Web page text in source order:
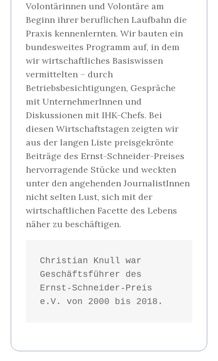
Volontärinnen und Volontäre am
Beginn ihrer beruflichen Laufbahn die
Praxis kennenlernten. Wir bauten ein
bundesweites Programm auf, in dem
wir wirtschaftliches Basiswissen
vermittelten – durch
Betriebsbesichtigungen, Gespräche
mit UnternehmerInnen und
Diskussionen mit IHK-Chefs. Bei
diesen Wirtschaftstagen zeigten wir
aus der langen Liste preisgekrönte
Beiträge des Ernst-Schneider-Preises
hervorragende Stücke und weckten
unter den angehenden JournalistInnen
nicht selten Lust, sich mit der
wirtschaftlichen Facette des Lebens
näher zu beschäftigen.
Christian Knull war
Geschäftsführer des
Ernst-Schneider-Preis
e.V. von 2000 bis 2018.